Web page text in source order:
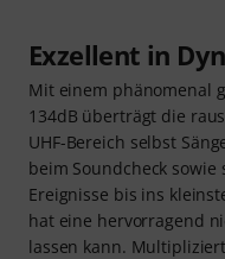
Exzellent in
Mit einem phänomenal
134dB überträgt die
UHF-Bereich selbst
beim Soundcheck
Ereignisse bis ins
hat eine hervorragend
lassen kann.